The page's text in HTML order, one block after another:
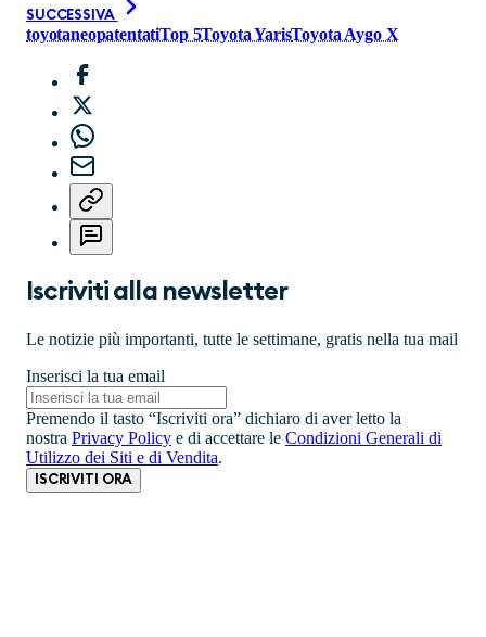
SUCCESSIVA
toyotaneopatentatiTop 5Toyota YarisToyota Aygo X
Iscriviti alla newsletter
Le notizie più importanti, tutte le settimane, gratis nella tua mail
Inserisci la tua email
Premendo il tasto “Iscriviti ora” dichiaro di aver letto la
nostra Privacy Policy e di accettare le Condizioni Generali di
Utilizzo dei Siti e di Vendita.
ISCRIVITI ORA